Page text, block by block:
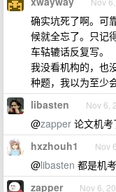
确实坑死了啊。可
候就全忘了。只记
车轱辘话反复写。
我没看机构的，也
种题，我以为至少
libasten Nov 6,
@zapper 论文机考
hxzhouh1 Nov
@libasten 都是机考
zapper Nov 6,